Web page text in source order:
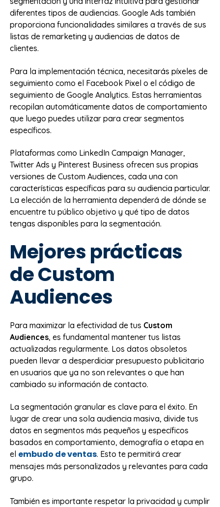
diferentes tipos de audiencias. Google Ads también
proporciona funcionalidades similares a través de sus
listas de remarketing y audiencias de datos de
clientes.
Para la implementación técnica, necesitarás píxeles de
seguimiento como el Facebook Pixel o el código de
seguimiento de Google Analytics. Estas herramientas
recopilan automáticamente datos de comportamiento
que luego puedes utilizar para crear segmentos
específicos.
Plataformas como LinkedIn Campaign Manager,
Twitter Ads y Pinterest Business ofrecen sus propias
versiones de Custom Audiences, cada una con
características específicas para su audiencia particular.
La elección de la herramienta dependerá de dónde se
encuentre tu público objetivo y qué tipo de datos
tengas disponibles para la segmentación.
Mejores prácticas
de Custom
Audiences
Para maximizar la efectividad de tus Custom
Audiences, es fundamental mantener tus listas
actualizadas regularmente. Los datos obsoletos
pueden llevar a desperdiciar presupuesto publicitario
en usuarios que ya no son relevantes o que han
cambiado su información de contacto.
La segmentación granular es clave para el éxito. En
lugar de crear una sola audiencia masiva, divide tus
datos en segmentos más pequeños y específicos
basados en comportamiento, demografía o etapa en
el embudo de ventas. Esto te permitirá crear
mensajes más personalizados y relevantes para cada
grupo.
También es importante respetar la privacidad y cumplir